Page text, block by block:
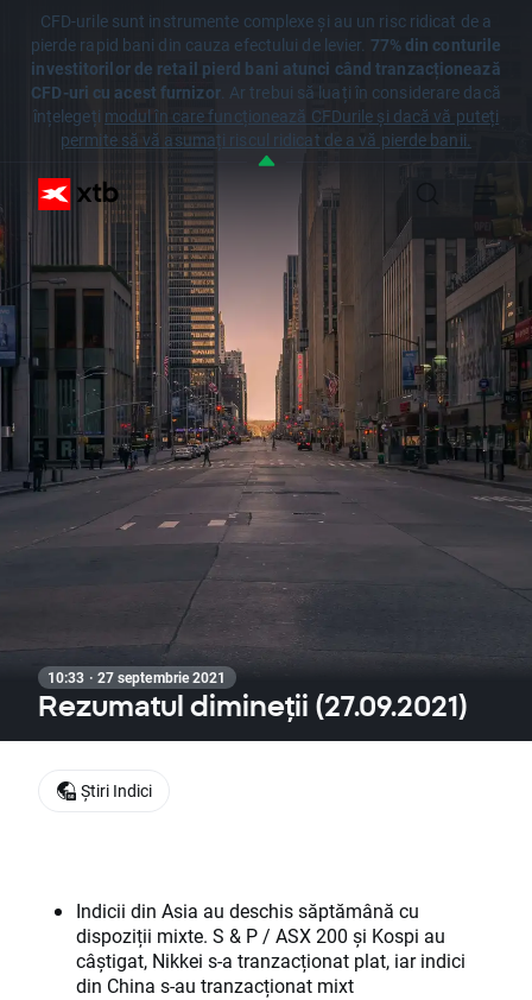
CFD-urile sunt instrumente complexe și au un risc ridicat de a
pierde rapid bani din cauza efectului de levier. 77% din conturile
investitorilor de retail pierd bani atunci când tranzacționează
CFD-uri cu acest furnizor. Ar trebui să luați în considerare dacă
înțelegeți modul în care funcționează CFDurile și dacă vă puteți
permite să vă asumați riscul ridicat de a vă pierde banii.
10:33 · 27 septembrie 2021
Rezumatul dimineții (27.09.2021)
Indicii din Asia au deschis săptămână cu
dispoziții mixte. S & P / ASX 200 și Kospi au
câștigat, Nikkei s-a tranzacționat plat, iar indici
din China s-au tranzacționat mixt
Știri Indici